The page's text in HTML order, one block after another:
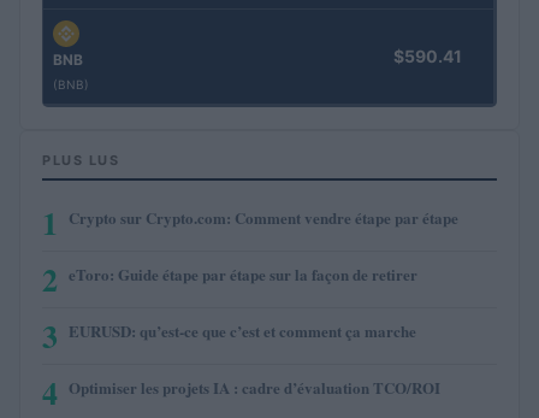
BNB
(BNB)
$590.41
PLUS LUS
1 Crypto sur Crypto.com: Comment vendre étape par étape
2 eToro: Guide étape par étape sur la façon de retirer
3 EURUSD: qu’est-ce que c’est et comment ça marche
4 Optimiser les projets IA : cadre d’évaluation TCO/ROI